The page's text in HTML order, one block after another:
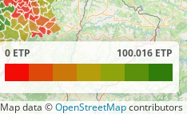
0 ETP 100.016 ETP
Map data ©OpenStreetMapcontributors